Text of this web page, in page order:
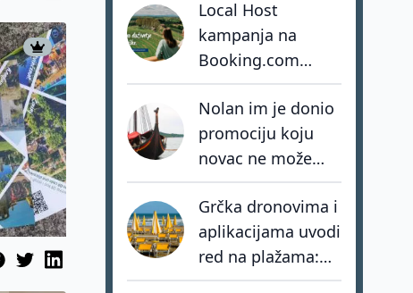
vlastitu stihiju
Local Host
kampanja na
Booking.com
ostvarila više od
osam milijuna
impresija
Nolan im je donio
promociju koju
novac ne može
kupiti. Favignana
sada bira kako ne
postati žrtva
vlastitog uspjeha
Grčka dronovima i
aplikacijama uvodi
red na plažama:
Kazne za kršenje